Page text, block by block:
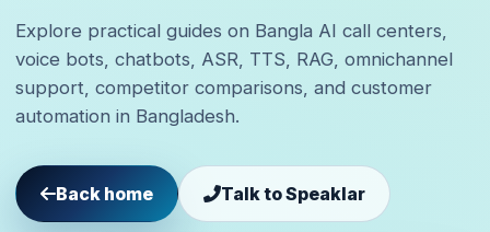
Explore practical guides on Bangla AI call centers,
voice bots, chatbots, ASR, TTS, RAG, omnichannel
support, competitor comparisons, and customer
automation in Bangladesh.
Back home Talk to Speaklar